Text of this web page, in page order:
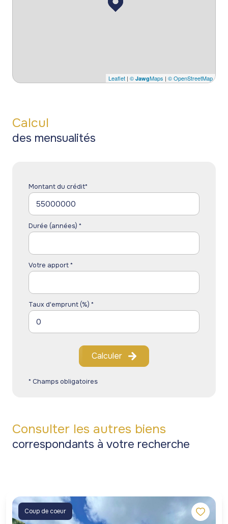
Leaflet | © JawgMaps | © OpenStreetMap
Calcul
des mensualités
Montant du crédit*
Durée (années) *
Votre apport *
Taux d'emprunt (%) *
Calculer
* Champs obligatoires
Consulter les autres biens
correspondants à votre recherche
Coup de coeur